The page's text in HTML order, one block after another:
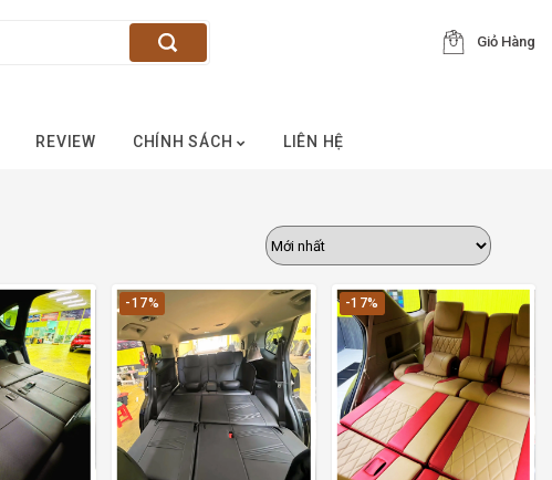
Giỏ Hàng
REVIEW CHÍNH SÁCH LIÊN HỆ
-17% -17%